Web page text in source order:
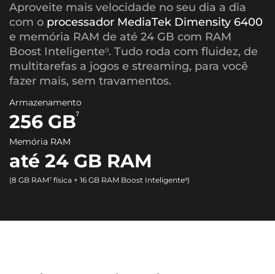
Aproveite mais velocidade no seu dia a dia
com o processador MediaTek Dimensity 6400
e memória RAM de até 24 GB com RAM
Boost Inteligente⁹. Tudo roda com fluidez, de
multitarefas a jogos e streaming, para você
fazer mais, sem travamentos.
Armazenamento
256 GB⁷
Memória RAM
até 24 GB RAM
(8 GB RAM⁷ física + 16 GB RAM Boost Inteligente⁹)